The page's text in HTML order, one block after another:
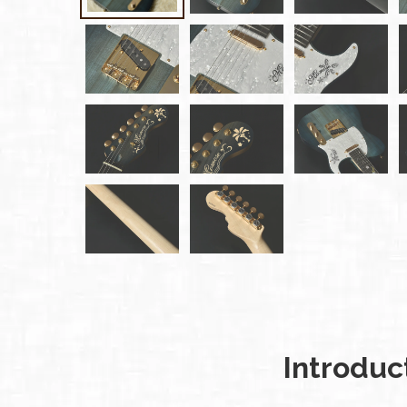
雑誌広
告
カタロ
グ・
パン
フレッ
ト
雑誌掲
載